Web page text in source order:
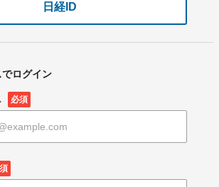
日経ID
でログイン
必須